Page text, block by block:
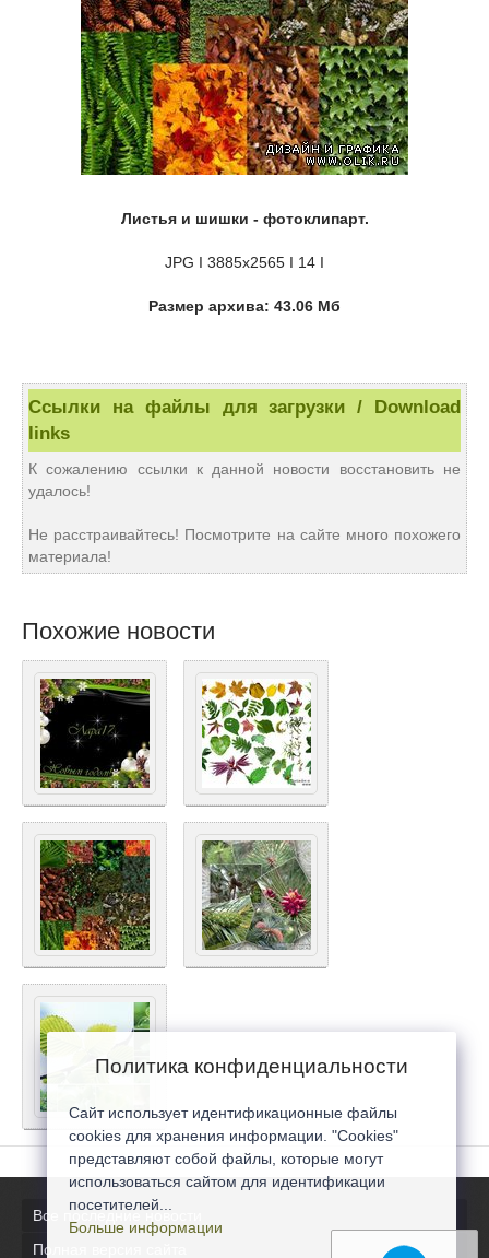
Листья и шишки - фотоклипарт.
JPG I 3885х2565 I 14 I
Размер архива: 43.06 Мб
Ссылки на файлы для загрузки / Download
links
К сожалению ссылки к данной новости восстановить не
удалось!
Не расстраивайтесь! Посмотрите на сайте много похожего
материала!
Похожие новости
Все последние новости
Полная версия сайта
Политика конфиденциальности
Сайт использует идентификационные файлы
cookies для хранения информации. "Cookies"
представляют собой файлы, которые могут
использоваться сайтом для идентификации
посетителей...
Больше информации